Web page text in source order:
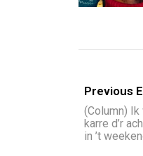
Previous
(Column)
karre d’r
in ’t